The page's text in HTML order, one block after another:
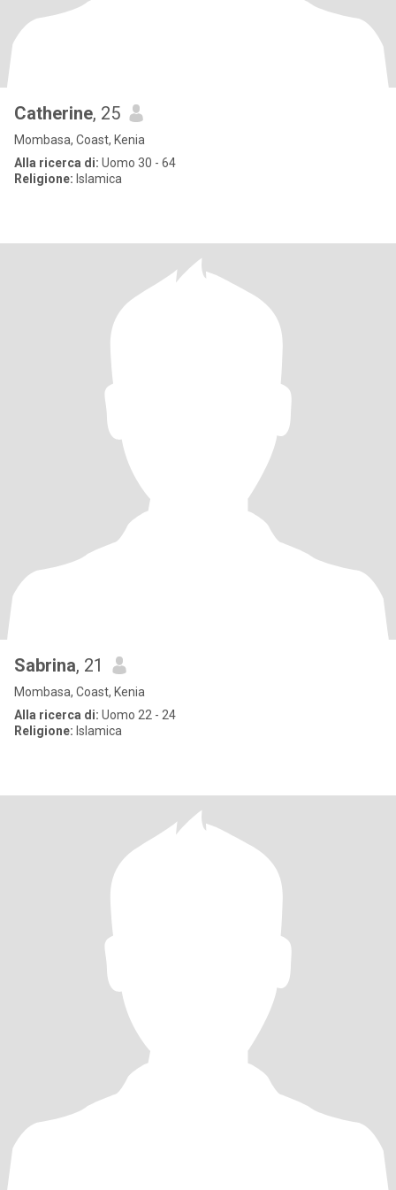
Catherine, 25
Mombasa, Coast, Kenia
Alla ricerca di: Uomo 30 - 64
Religione: Islamica
Sabrina, 21
Mombasa, Coast, Kenia
Alla ricerca di: Uomo 22 - 24
Religione: Islamica